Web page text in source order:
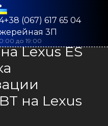
(067) 617 65 04
3П
до 19:00
Lexus ES
на Lexus